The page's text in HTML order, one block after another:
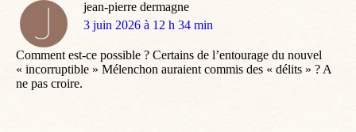
jean-pierre dermagne
dit
3 juin 2026 à 12 h 34 min
Comment est-ce possible ? Certains de l’entourage du nouvel
« incorruptible » Mélenchon auraient commis des « délits » ? A
ne pas croire.